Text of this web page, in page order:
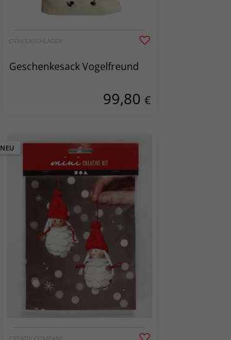
OEHLENSCHLÄGER
Geschenkesack Vogelfreund
99,80 €
NEU
CREATIV COMPANY